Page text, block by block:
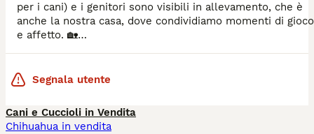
per i cani) e i genitori sono visibili in allevamento, che è
anche la nostra casa, dove condividiamo momenti di gioco
e affetto. 🏡
socializzazione, rendendoli pronti a diventare il vostro
nuovo migliore amico. 🐶🐱
📲 Instagram: Bijoux Poilus Bergamo
Segnala utente
Cani e Cuccioli in Vendita
Chihuahua in vendita